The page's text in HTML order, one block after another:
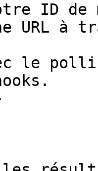
ID de
URL à
le